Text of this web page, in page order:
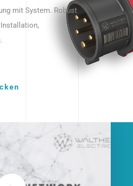
hier.
mit System. Robust
geschützt und